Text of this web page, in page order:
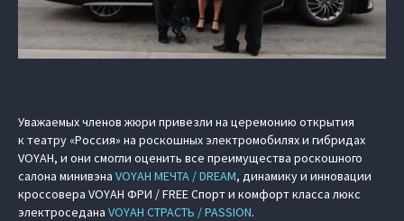
Уважаемых членов жюри привезли на церемонию открытия
к театру «Россия» на роскошных электромобилях и гибридах
VOYAH, и они смогли оценить все преимущества роскошного
салона минивэна VOYAH МЕЧТА / DREAM, динамику и инновации
кроссовера VOYAH ФРИ / FREE Спорт и комфорт класса люкс
электроседана VOYAH СТРАСТЬ / PASSION.